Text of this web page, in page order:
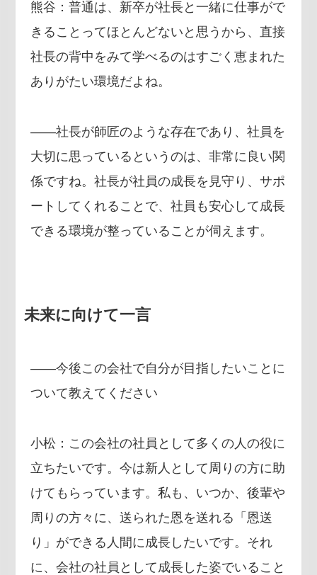
熊谷：普通は、新卒が社長と一緒に仕事がで
きることってほとんどないと思うから、直接
社長の背中をみて学べるのはすごく恵まれた
ありがたい環境だよね。
――社長が師匠のような存在であり、社員を
大切に思っているというのは、非常に良い関
係ですね。社長が社員の成長を見守り、サポ
ートしてくれることで、社員も安心して成長
できる環境が整っていることが伺えます。
未来に向けて一言
――今後この会社で自分が目指したいことに
ついて教えてください
小松：この会社の社員として多くの人の役に
立ちたいです。今は新人として周りの方に助
けてもらっています。私も、いつか、後輩や
周りの方々に、送られた恩を送れる「恩送
り」ができる人間に成長したいです。それ
に、会社の社員として成長した姿でいること